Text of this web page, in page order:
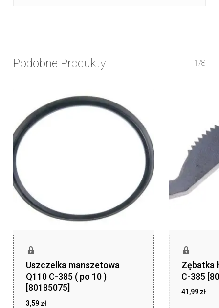
Podobne Produkty 1/8
Uszczelka manszetowa
Q110 C-385 ( po 10 )
[80185075]
3,59 zł
Zębatka
C-385
41,99 zł